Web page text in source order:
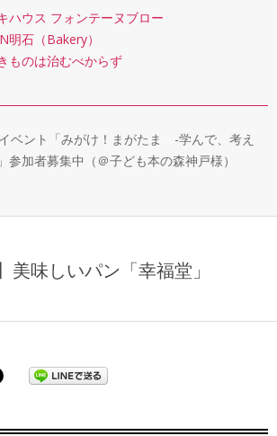
ハウス フォンテーヌブロー
明石（Bakery）
ものは治むべからず
ベント「みがけ！まがたま -学んで、考え
参加者募集中（＠子ども本の森神戸様）
美味しいパン「幸福堂」